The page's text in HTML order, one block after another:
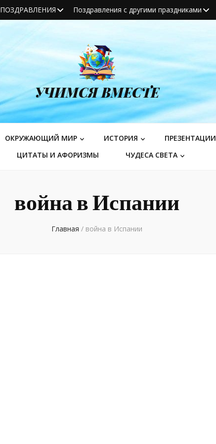
ПОЗДРАВЛЕНИЯ Поздравления с другими праздниками
УЧИМСЯ ВМЕСТЕ
ОКРУЖАЮЩИЙ МИР ИСТОРИЯ ПРЕЗЕНТАЦИИ
ЦИТАТЫ И АФОРИЗМЫ
ЧУДЕСА СВЕТА
война в Испании
Главная / война в Испании